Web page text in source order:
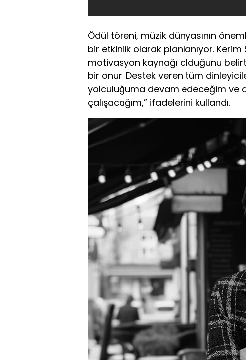
Ödül töreni, müzik dünyasının
bir etkinlik olarak planlanıyor.
motivasyon kaynağı olduğunu
bir onur. Destek veren tüm
yolculuğuma devam edeceğim ve
çalışacağım,” ifadelerini kullandı.